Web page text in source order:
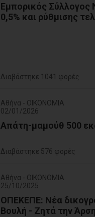
Εμπορικός
0,5% και ρύθμισης
Διαβάστηκε 1041 φορές
Αθήνα - ΟΙΚΟΝΟΜΙΑ
02/01/2026
Απάτη-μαμούθ 500
Διαβάστηκε 576 φορές
Αθήνα - ΟΙΚΟΝΟΜΙΑ
25/10/2025
ΟΠΕΚΕΠΕ: Νέα
Βουλή - Ζητά την